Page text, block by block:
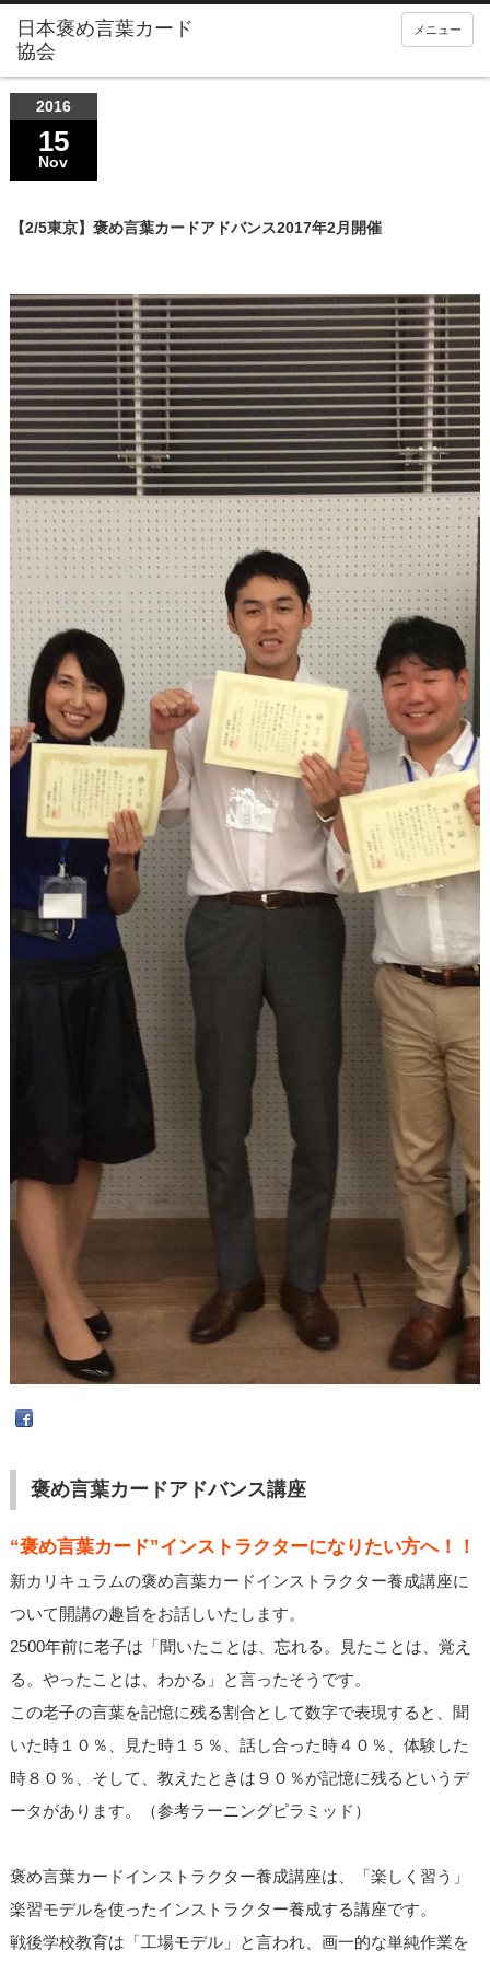
メニュー
2016
15
Nov
【2/5東京】褒め言葉カードアドバンス2017年2月開催
褒め言葉カードアドバンス講座
“褒め言葉カード”インストラクターになりたい方へ！！
新カリキュラムの褒め言葉カードインストラクター養成講座に
ついて開講の趣旨をお話しいたします。
2500年前に老子は「聞いたことは、忘れる。見たことは、覚え
る。やったことは、わかる」と言ったそうです。
この老子の言葉を記憶に残る割合として数字で表現すると、聞
いた時１０％、見た時１５％、話し合った時４０％、体験した
時８０％、そして、教えたときは９０％が記憶に残るというデ
ータがあります。（参考ラーニングピラミッド）
褒め言葉カードインストラクター養成講座は、「楽しく習う」
楽習モデルを使ったインストラクター養成する講座です。
戦後学校教育は「工場モデル」と言われ、画一的な単純作業を